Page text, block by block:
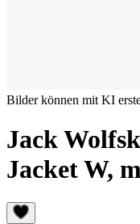
Bilder können mit KI
Jack
Jacket W,